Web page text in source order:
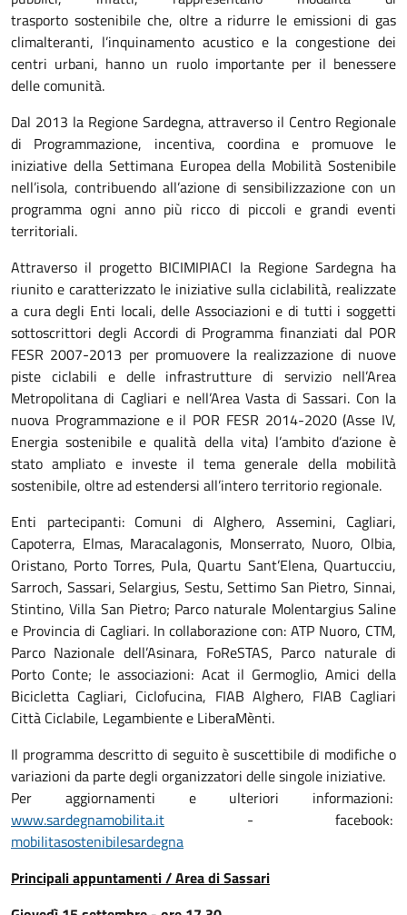
trasporto sostenibile che, oltre a ridurre le emissioni di gas
climalteranti, l’inquinamento acustico e la congestione dei
centri urbani, hanno un ruolo importante per il benessere
delle comunità.
Dal 2013 la Regione Sardegna, attraverso il Centro Regionale
di Programmazione, incentiva, coordina e promuove le
iniziative della Settimana Europea della Mobilità Sostenibile
nell’isola, contribuendo all’azione di sensibilizzazione con un
programma ogni anno più ricco di piccoli e grandi eventi
territoriali.
Attraverso il progetto BICIMIPIACI la Regione Sardegna ha
riunito e caratterizzato le iniziative sulla ciclabilità, realizzate
a cura degli Enti locali, delle Associazioni e di tutti i soggetti
sottoscrittori degli Accordi di Programma finanziati dal POR
FESR 2007-2013 per promuovere la realizzazione di nuove
piste ciclabili e delle infrastrutture di servizio nell’Area
Metropolitana di Cagliari e nell’Area Vasta di Sassari. Con la
nuova Programmazione e il POR FESR 2014-2020 (Asse IV,
Energia sostenibile e qualità della vita) l’ambito d’azione è
stato ampliato e investe il tema generale della mobilità
sostenibile, oltre ad estendersi all’intero territorio regionale.
Enti partecipanti: Comuni di Alghero, Assemini, Cagliari,
Capoterra, Elmas, Maracalagonis, Monserrato, Nuoro, Olbia,
Oristano, Porto Torres, Pula, Quartu Sant’Elena, Quartucciu,
Sarroch, Sassari, Selargius, Sestu, Settimo San Pietro, Sinnai,
Stintino, Villa San Pietro; Parco naturale Molentargius Saline
e Provincia di Cagliari. In collaborazione con: ATP Nuoro, CTM,
Parco Nazionale dell’Asinara, FoReSTAS, Parco naturale di
Porto Conte; le associazioni: Acat il Germoglio, Amici della
Bicicletta Cagliari, Ciclofucina, FIAB Alghero, FIAB Cagliari
Città Ciclabile, Legambiente e LiberaMènti.
Il programma descritto di seguito è suscettibile di modifiche o
variazioni da parte degli organizzatori delle singole iniziative.
Per aggiornamenti e ulteriori informazioni:
www.sardegnamobilita.it - facebook:
mobilitasostenibilesardegna
Principali appuntamenti / Area di Sassari